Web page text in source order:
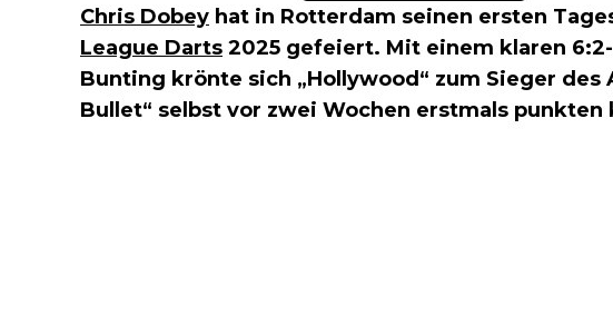
Chris Dobey hat in Rotterdam seinen ersten
League Darts 2025 gefeiert. Mit einem klaren
Bunting krönte sich „Hollywood“ zum Sieger des
Bullet“ selbst vor zwei Wochen erstmals punkten